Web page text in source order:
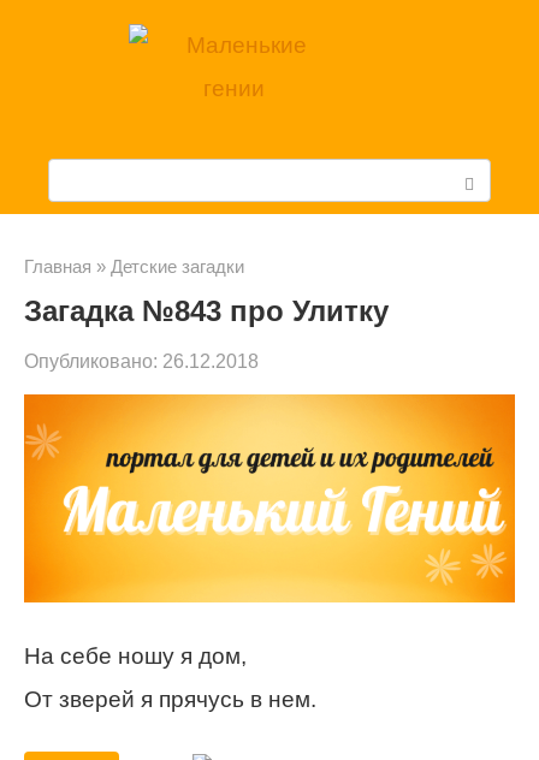
с
:
Главная » Детские загадки
Загадка №843 про Улитку
Опубликовано: 26.12.2018
На себе ношу я дом,
От зверей я прячусь в нем.